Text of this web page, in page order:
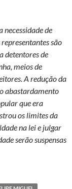
de
são
detentores de
meios de
A redução da
abastardamento
que era
os limites da
na lei e julgar
serão suspensas
e possibilidades